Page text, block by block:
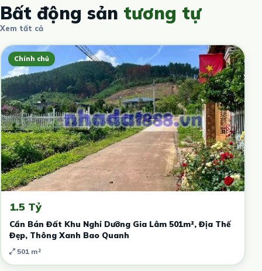
Bất động sản tương tự
Xem tất cả
Chính chủ
1.5 Tỷ
Cần Bán Đất Khu Nghỉ Dưỡng Gia Lâm 501m², Địa Thế
Đẹp, Thông Xanh Bao Quanh
501 m²